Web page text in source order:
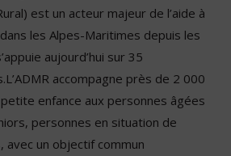
est un acteur majeur de l’aide à
les Alpes-Maritimes depuis les
aujourd’hui sur 35
accompagne près de 2 000
enfance aux personnes âgées
personnes en situation de
avec un objectif commun